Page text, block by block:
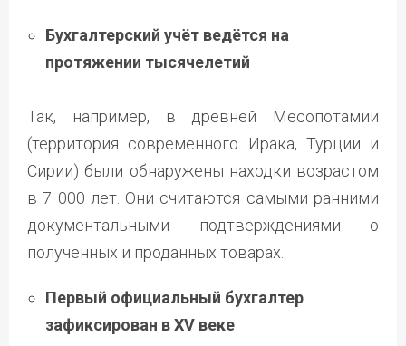
Бухгалтерский учёт ведётся на
протяжении тысячелетий
Так, например, в древней Месопотамии
(территория современного Ирака, Турции и
Сирии) были обнаружены находки возрастом
в 7 000 лет. Они считаются самыми ранними
документальными подтверждениями о
полученных и проданных товарах.
Первый официальный бухгалтер
зафиксирован в XV веке